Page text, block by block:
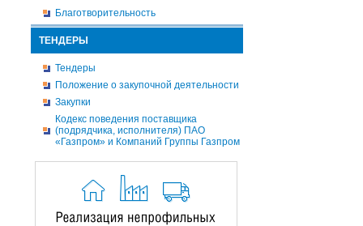
Благотворительность
ТЕНДЕРЫ
Тендеры
Положение о закупочной деятельности
Закупки
Кодекс поведения поставщика
(подрядчика, исполнителя) ПАО
«Газпром» и Компаний Группы Газпром